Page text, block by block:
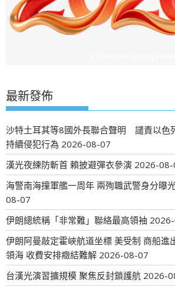
最新發佈
沙特土耳其等8國外長聯合聲明 譴責以色
持續侵犯行為 2026-08-07
漢光夜練防斬首 賴披避彈衣參演 2026-08-
海警南海撞軍艦一周年 兩殉職武警身分曝
08-07
伊朗總統稱「非常難」聯絡最高領袖
伊朗阿曼敲定霍峽航道坐標 美受制 商船進
領海 收費安排癥結難解 2026-08-07
台漢光演習擴規模 聚焦反封鎖護航 2026-